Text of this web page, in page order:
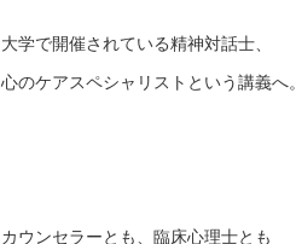
大学で開催されている精神対話士、
心のケアスペシャリストという講義へ。
カウンセラーとも、臨床心理士とも